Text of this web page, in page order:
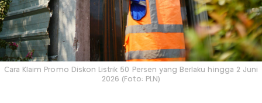
Cara Klaim Promo Diskon Listrik 50 Persen yang Berlaku hingga 2 Juni
2026 (Foto: PLN)